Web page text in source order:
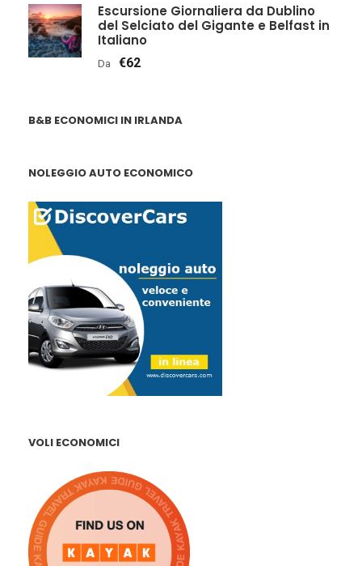
Escursione Giornaliera da Dublino
del Selciato del Gigante e Belfast in
Italiano
Da €62
B&B ECONOMICI IN IRLANDA
NOLEGGIO AUTO ECONOMICO
VOLI ECONOMICI